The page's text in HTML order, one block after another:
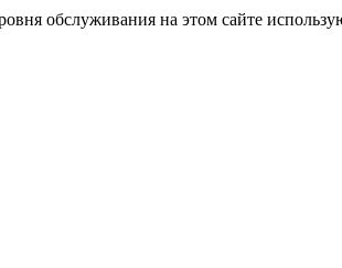
обслуживания на этом сайте